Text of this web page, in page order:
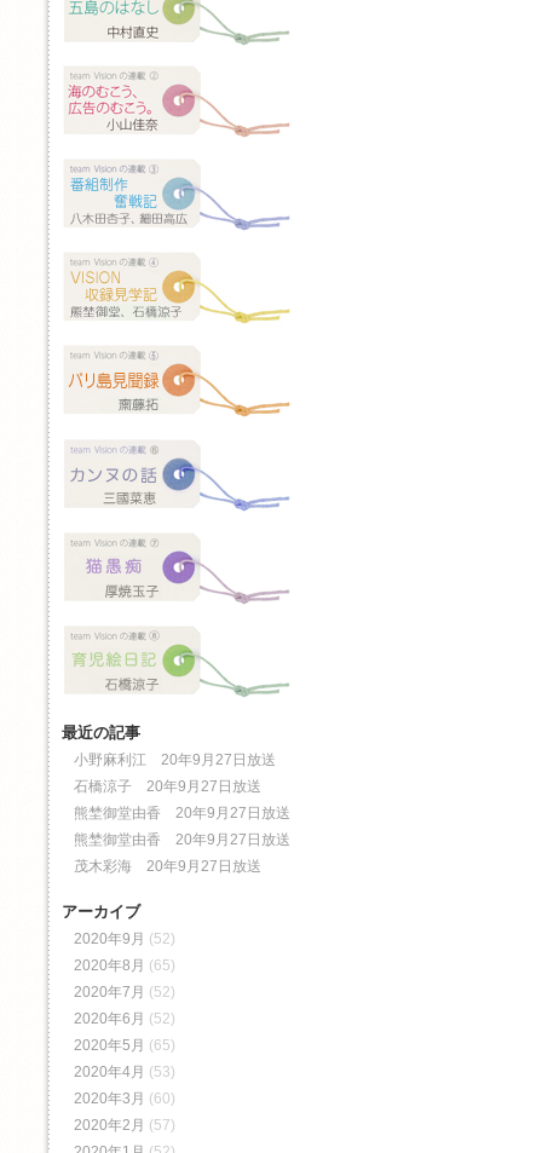
最近の記事
小野麻利江 20年9月27日放送
石橋涼子 20年9月27日放送
熊埜御堂由香 20年9月27日放送
熊埜御堂由香 20年9月27日放送
茂木彩海 20年9月27日放送
アーカイブ
2020年9月 (52)
2020年8月 (65)
2020年7月 (52)
2020年6月 (52)
2020年5月 (65)
2020年4月 (53)
2020年3月 (60)
2020年2月 (57)